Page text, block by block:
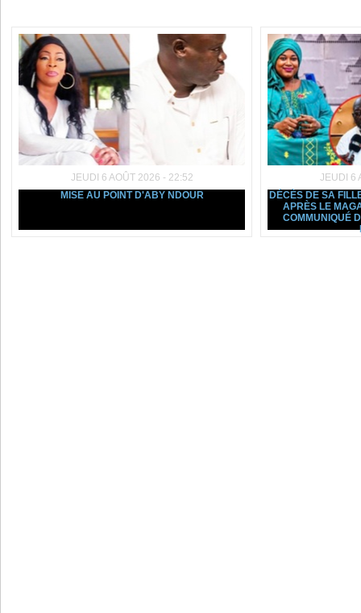
JEUDI 6 AOÛT 2026 - 22:52
MISE AU POINT D'ABY NDOUR
JEUDI 6
DÉCÈS DE SA
APRÈS LE
COMMUNIQUÉ